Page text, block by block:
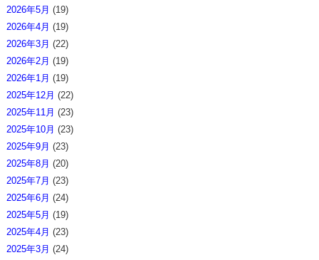
2026年5月 (19)
2026年4月 (19)
2026年3月 (22)
2026年2月 (19)
2026年1月 (19)
2025年12月 (22)
2025年11月 (23)
2025年10月 (23)
2025年9月 (23)
2025年8月 (20)
2025年7月 (23)
2025年6月 (24)
2025年5月 (19)
2025年4月 (23)
2025年3月 (24)